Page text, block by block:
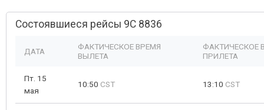
Состоявшиеся рейсы 9C 8836
ДАТА
ФАКТИЧЕСКОЕ ВРЕМЯ
ВЫЛЕТА
ФАКТИЧЕСКОЕ
ПРИЛЕТА
Пт. 15
мая
10:50 CST 13:10 CST